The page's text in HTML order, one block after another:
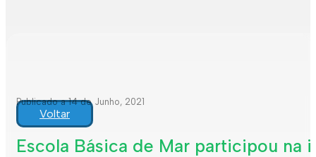
Publicado a 14 de Junho, 2021
Voltar
Escola Básica de Mar participou na